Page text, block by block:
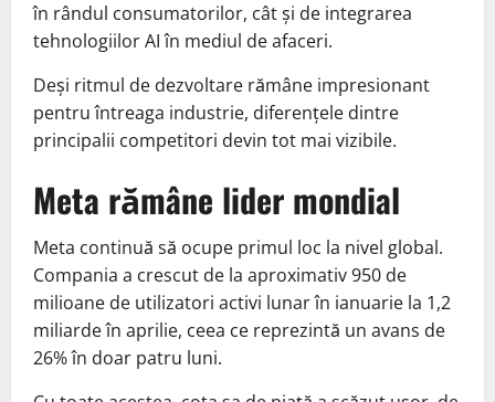
în rândul consumatorilor, cât și de integrarea
tehnologiilor AI în mediul de afaceri.
Deși ritmul de dezvoltare rămâne impresionant
pentru întreaga industrie, diferențele dintre
principalii competitori devin tot mai vizibile.
Meta rămâne lider mondial
Meta continuă să ocupe primul loc la nivel global.
Compania a crescut de la aproximativ 950 de
milioane de utilizatori activi lunar în ianuarie la 1,2
miliarde în aprilie, ceea ce reprezintă un avans de
26% în doar patru luni.